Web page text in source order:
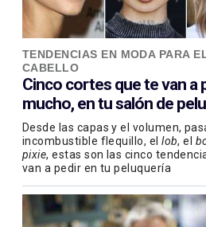
TENDENCIAS EN MODA PARA
CABELLO
Cinco cortes que te van a
mucho, en tu salón de
Desde las capas y el volumen,
incombustible flequillo, ellob, el
pixie, estas son las cinco
van a pedir en tu peluquería